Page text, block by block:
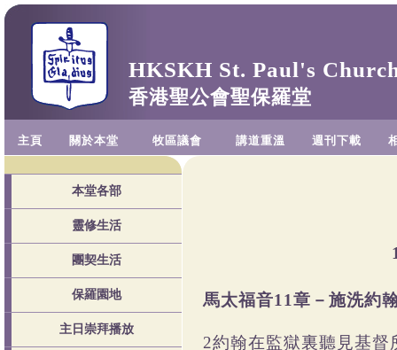
HKSKH St. Paul's
香港聖公會聖保羅堂
主頁 關於本堂 牧區議會 講道重溫 週刊下載
本堂各部
靈修生活
團契生活
保羅園地
主日崇拜播放
馬太福音11章－施洗約
2約翰在監獄裏聽見基